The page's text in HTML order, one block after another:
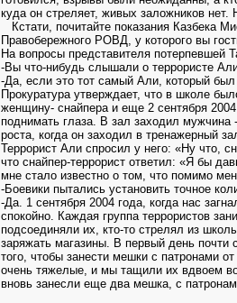
куда он стреляет, живых заложников
Кстати, почитайте показания Казбека
Правобережного РОВД, у которого вы
На вопросы представителя
-Вы что-нибудь слышали о террористе
-Да, если это тот самый Али, который
Прокуратура утверждает, что в школе
женщину- снайпера и еще 2 сентября
поднимать глаза. В зал заходил мужчина
роста, когда он заходил в тренажерный
Террорист Али спросил у него: «Ну что,
что снайпер-террорист ответил: «Я бы
мне стало известно о том, что помимо
-Боевики пытались установить точное
-Да. 1 сентября 2004 года, когда нас
спокойно. Каждая группа террористов
подсоединяли их, кто-то стрелял из
заряжать магазины. В первый день
того, чтобы занести мешки с патронами
очень тяжелые, и мы тащили их вдвоем
вновь занесли еще два мешка, с